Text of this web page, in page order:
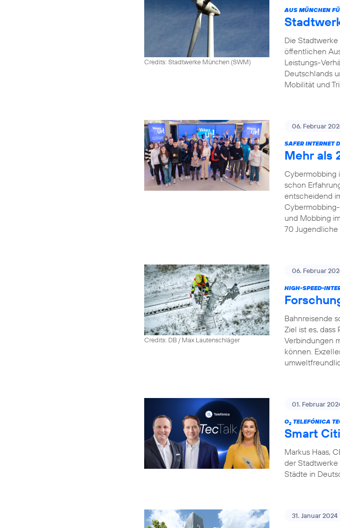
Credits: Stadtwerke München (SWM)
AUS MÜNCHEN
Die
öffentlichen
Leistungs-
Deutschlands
Mobilität und
06. Februar
SAFER INTERNET
Mehr als
Cybermobbing
schon
entscheidend
Cybermobbing-
und Mobbing
70 Jugendliche
Credits: DB / Max Lautenschläger
06. Februar
HIGH-SPEED-
Bahnreisende
Ziel ist es,
Verbindungen
können.
01. Februar
O2 TELEFÓNICA
Smart
Markus Haas,
der Stadtwerke
Städte in
31. Januar 2024